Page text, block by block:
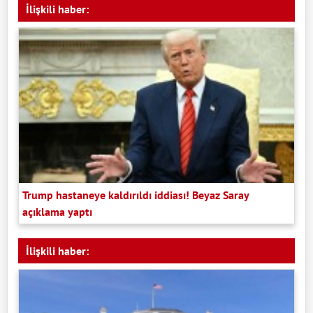
İlişkili haber:
Trump hastaneye kaldırıldı iddiası! Beyaz Saray
açıklama yaptı
İlişkili haber: